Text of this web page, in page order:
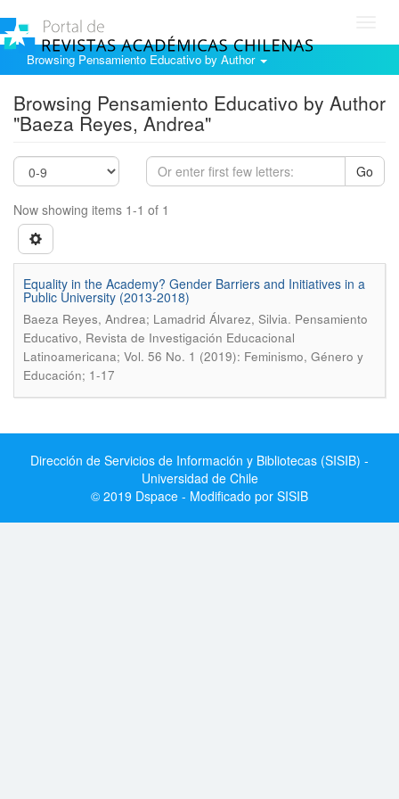
Browsing Pensamiento Educativo by Author
Browsing Pensamiento Educativo by Author
"Baeza Reyes, Andrea"
Go
Now showing items 1-1 of 1
Equality in the Academy? Gender Barriers and Initiatives in a
Public University (2013-2018)
Baeza Reyes, Andrea; Lamadrid Álvarez, Silvia. Pensamiento
Educativo, Revista de Investigación Educacional
Latinoamericana; Vol. 56 No. 1 (2019): Feminismo, Género y
Educación; 1-17
Dirección de Servicios de Información y Bibliotecas (SISIB) -
Universidad de Chile
© 2019 Dspace - Modificado por SISIB